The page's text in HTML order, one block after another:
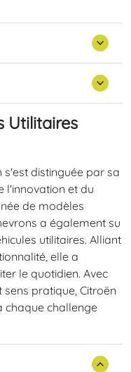
Utilitaires
s'est distinguée par sa
l'innovation et du
de modèles
a également su
utilitaires. Alliant
elle a
le quotidien. Avec
pratique, Citroën
chaque challenge